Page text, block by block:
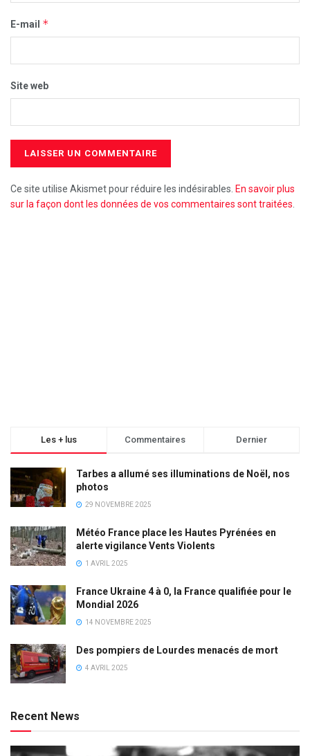
E-mail *
Site web
Ce site utilise Akismet pour réduire les indésirables. En savoir plus
sur la façon dont les données de vos commentaires sont traitées.
Les + lus Commentaires Dernier
Tarbes a allumé ses illuminations de Noël, nos
photos
29 NOVEMBRE 2025
Météo France place les Hautes Pyrénées en
alerte vigilance Vents Violents
1 AVRIL 2025
France Ukraine 4 à 0, la France qualifiée pour le
Mondial 2026
14 NOVEMBRE 2025
Des pompiers de Lourdes menacés de mort
4 AVRIL 2025
Recent News